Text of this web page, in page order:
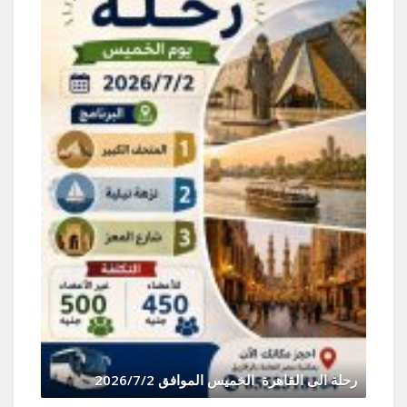
رحلة الى القاهرة الخميس الموافق 2026/7/2